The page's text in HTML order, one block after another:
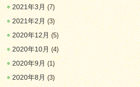
2021年3月(7)
2021年2月(3)
2020年12月(5)
2020年10月(4)
2020年9月(1)
2020年8月(3)